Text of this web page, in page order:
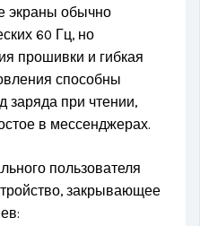
экраны обычно
60 Гц, но
прошивки и гибкая
способны
заряда при чтении,
в мессенджерах.
пользователя
закрывающее